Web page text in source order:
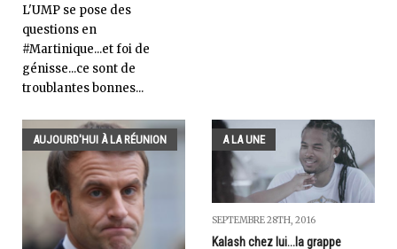
L'UMP se pose des
questions en
#Martinique...et foi de
génisse...ce sont de
troublantes bonnes...
AUJOURD'HUI À LA RÉUNION A LA UNE
SEPTEMBRE 28TH, 2016
Kalash chez lui...la grappe